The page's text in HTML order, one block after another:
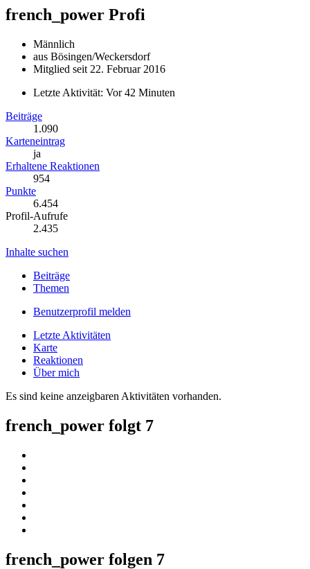
french_power Profi
Männlich
aus Bösingen/Weckersdorf
Mitglied seit 22. Februar 2016
Letzte Aktivität: Vor 42 Minuten
Beiträge
1.090
Karteneintrag
ja
Erhaltene Reaktionen
954
Punkte
6.454
Profil-Aufrufe
2.435
Inhalte suchen
Beiträge
Themen
Benutzerprofil melden
Letzte Aktivitäten
Karte
Reaktionen
Über mich
Es sind keine anzeigbaren Aktivitäten vorhanden.
french_power folgt 7
french_power folgen 7